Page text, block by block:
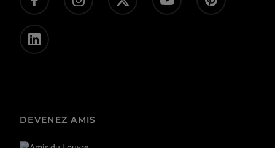
Privatisations et tournages
DEVENEZ AMIS